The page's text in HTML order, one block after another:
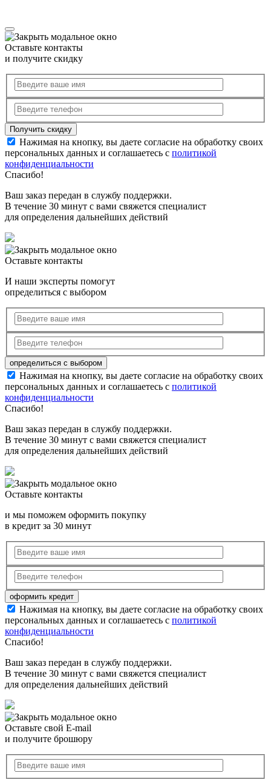
Оставьте контакты
и получите скидку
Нажимая на кнопку, вы даете согласие на обработку своих
персональных данных и соглашаетесь с политикой
конфиденциальности
Спасибо!
Ваш заказ передан в службу поддержки.
В течение 30 минут с вами свяжется специалист
для определения дальнейших действий
Оставьте контакты
И наши эксперты помогут
определиться с выбором
Нажимая на кнопку, вы даете согласие на обработку своих
персональных данных и соглашаетесь с политикой
конфиденциальности
Спасибо!
Ваш заказ передан в службу поддержки.
В течение 30 минут с вами свяжется специалист
для определения дальнейших действий
Оставьте контакты
и мы поможем оформить покупку
в кредит за 30 минут
Нажимая на кнопку, вы даете согласие на обработку своих
персональных данных и соглашаетесь с политикой
конфиденциальности
Спасибо!
Ваш заказ передан в службу поддержки.
В течение 30 минут с вами свяжется специалист
для определения дальнейших действий
Оставьте свой E-mail
и получите брошюру